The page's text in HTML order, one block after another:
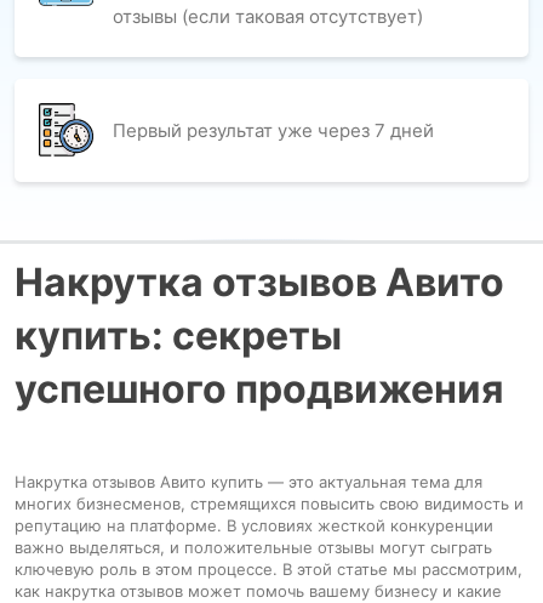
отзывы (если таковая отсутствует)
Первый результат уже через 7 дней
Накрутка отзывов Авито
купить: секреты
успешного продвижения
Накрутка отзывов Авито купить — это актуальная тема для
многих бизнесменов, стремящихся повысить свою видимость и
репутацию на платформе. В условиях жесткой конкуренции
важно выделяться, и положительные отзывы могут сыграть
ключевую роль в этом процессе. В этой статье мы рассмотрим,
как накрутка отзывов может помочь вашему бизнесу и какие